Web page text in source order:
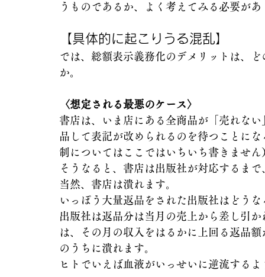
うものであるか、よく考えてみる必要があ
【具体的に起こりうる混乱】
では、総額表示義務化のデメリットは、
か。
〈想定される最悪のケース〉
書店は、いま店にある全商品が「売れな
品して表記が改められるのを待つことに
制についてはここではいちいち書きません
そうなると、書店は出版社が対応するま
当然、書店は潰れます。
いっぽう大量返品をされた出版社はどうな
出版社は返品分は当月の売上から差し引
は、その月の収入をはるかに上回る返品
のうちに潰れます。
ヒトでいえば血液がいっせいに逆流する